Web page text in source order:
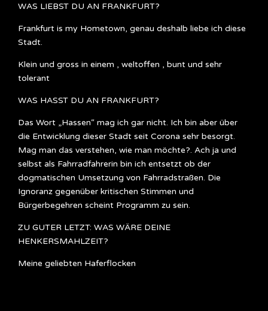
WAS LIEBST DU AN FRANKFURT?
Frankfurt is my Hometown, genau deshalb liebe ich diese
Stadt.
Klein und gross in einem , weltoffen , bunt und sehr
tolerant
WAS HASST DU AN FRANKFURT?
Das Wort „Hassen“ mag ich gar nicht. Ich bin aber über
die Entwicklung dieser Stadt seit Corona sehr besorgt.
Mag man das verstehen, wie man möchte?. Ach ja und
selbst als Fahrradfahrerin bin ich entsetzt ob der
dogmatischen Umsetzung von Fahrradstraßen. Die
Ignoranz gegenüber kritischen Stimmen und
Bürgerbegehren scheint Programm zu sein.
ZU GUTER LETZT: WAS WÄRE DEINE
HENKERSMAHLZEIT?
Meine geliebten Haferflocken